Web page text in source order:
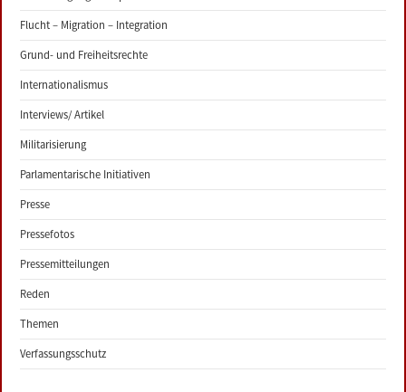
Flucht – Migration – Integration
Grund- und Freiheitsrechte
Internationalismus
Interviews/ Artikel
Militarisierung
Parlamentarische Initiativen
Presse
Pressefotos
Pressemitteilungen
Reden
Themen
Verfassungsschutz